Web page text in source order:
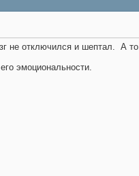
не отключился и шептал. А
эмоциональности.